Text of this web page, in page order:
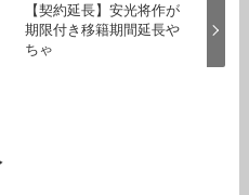
【契約延長】安光将作が
期限付き移籍期間延長や
ちゃ